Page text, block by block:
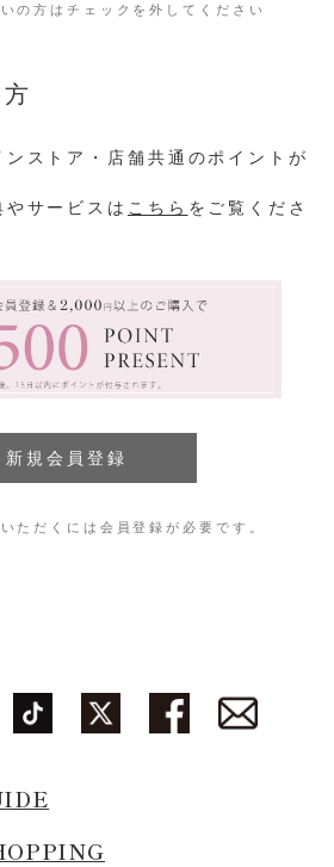
の方はチェックを外してください
ストア・店舗共通のポイントが
サービスは こちら をご覧くださ
ただくには会員登録が必要です。